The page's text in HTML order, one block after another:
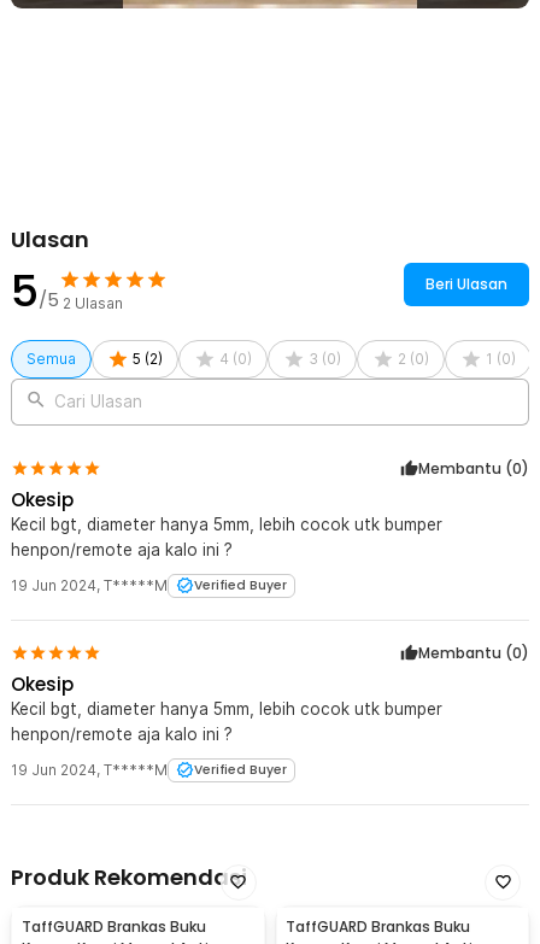
Rincian yang Anda dapatkan untuk pembelian produk ini:
Ulasan
5/5 2 Ulasan
Beri Ulasan
Semua 5 (2) 4 (0) 3 (0) 2 (0) 1 (0)
Cari Ulasan
Membantu (0)
Okesip
Kecil bgt, diameter hanya 5mm, lebih cocok utk bumper
henpon/remote aja kalo ini ?
19 Jun 2024, T*****M Verified Buyer
Membantu (0)
Okesip
Kecil bgt, diameter hanya 5mm, lebih cocok utk bumper
henpon/remote aja kalo ini ?
19 Jun 2024, T*****M Verified Buyer
Produk Rekomendasi
TaffGUARD Brankas Buku
TaffGUARD Brankas Buku